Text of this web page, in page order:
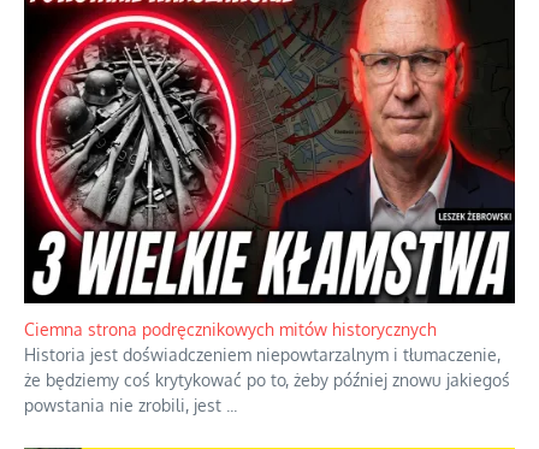
Ciemna strona podręcznikowych mitów historycznych
Historia jest doświadczeniem niepowtarzalnym i tłumaczenie,
że będziemy coś krytykować po to, żeby później znowu jakiegoś
powstania nie zrobili, jest